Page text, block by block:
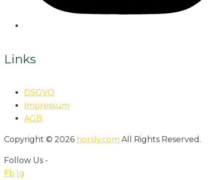
Links
DSGVO
Impressum
AGB
Copyright © 2026 horsly.com All Rights Reserved.
Follow Us -
Fb Ig